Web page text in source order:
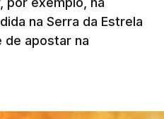
na Serra da Estrela
de apostar na